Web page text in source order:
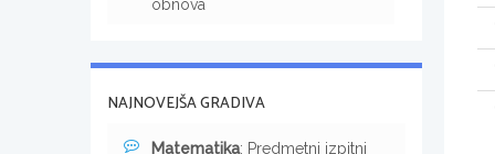
obnova
NAJNOVEJŠA GRADIVA
Matematika: Predmetni izpitni